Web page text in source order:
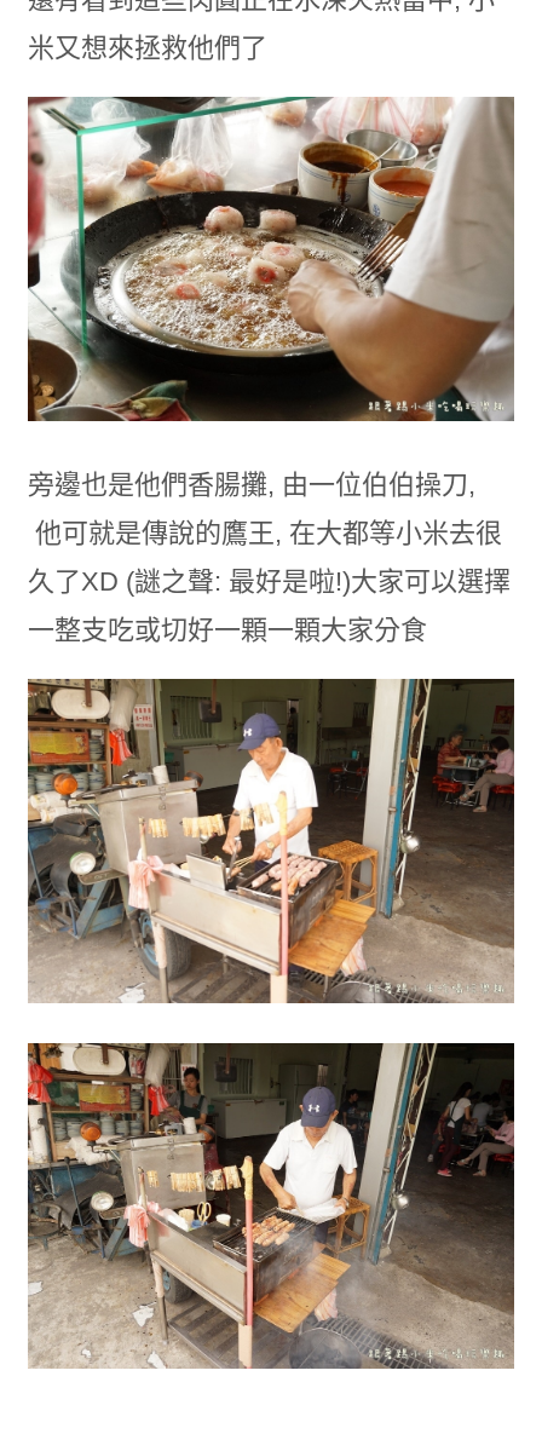
米又想來拯救他們了
旁邊也是他們香腸攤, 由一位伯伯操刀,
他可就是傳說的鷹王, 在大都等小米去很
久了XD (謎之聲: 最好是啦!)大家可以選擇
一整支吃或切好一顆一顆大家分食